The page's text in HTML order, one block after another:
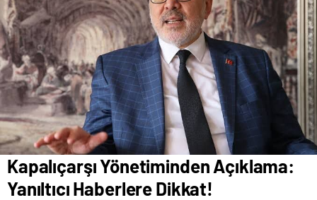
Kapalıçarşı Yönetiminden Açıklama:
Yanıltıcı Haberlere Dikkat!